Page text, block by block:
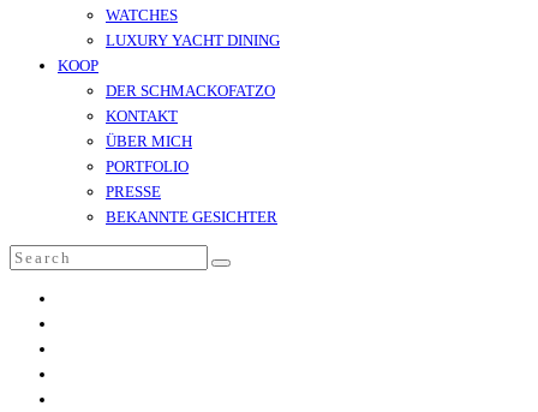
WATCHES
LUXURY YACHT DINING
KOOP
DER SCHMACKOFATZO
KONTAKT
ÜBER MICH
PORTFOLIO
PRESSE
BEKANNTE GESICHTER
Search
SEARCH